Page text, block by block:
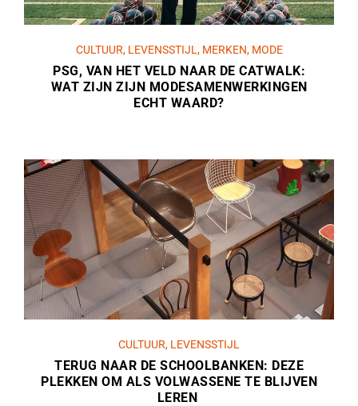
CULTUUR, LEVENSSTIJL , MERKEN, MODE
PSG, VAN HET VELD NAAR DE CATWALK:
WAT ZIJN ZIJN MODESAMENWERKINGEN
ECHT WAARD?
CULTUUR, LEVENSSTIJL
TERUG NAAR DE SCHOOLBANKEN: DEZE
PLEKKEN OM ALS VOLWASSENE TE BLIJVEN
LEREN